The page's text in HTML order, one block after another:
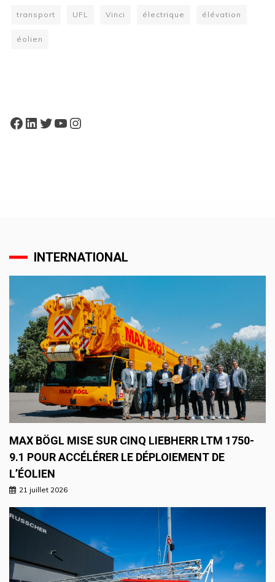
transport UFL Vinci électrique élévation
éolien
Facebook
LinkedIn
Twitter
YouTube
Instagram
INTERNATIONAL
MAX BÖGL MISE SUR CINQ LIEBHERR LTM 1750-
9.1 POUR ACCÉLÉRER LE DÉPLOIEMENT DE
L’ÉOLIEN
21 juillet 2026